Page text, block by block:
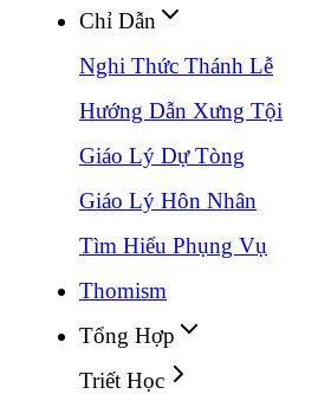
Chỉ Dẫn
Nghi Thức Thánh Lễ
Hướng Dẫn Xưng Tội
Giáo Lý Dự Tòng
Giáo Lý Hôn Nhân
Tìm Hiểu Phụng Vụ
Thomism
Tổng Hợp
Triết Học